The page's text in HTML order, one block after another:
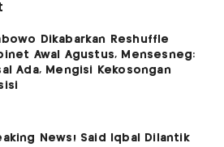
Dikabarkan Reshuffle
Awal Agustus, Mensesneg:
Ada, Mengisi Kekosongan
News! Said Iqbal Dilantik